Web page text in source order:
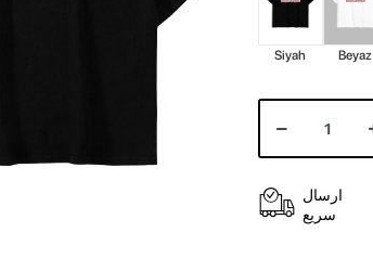
Siyah Beyaz
ارسال
سريع